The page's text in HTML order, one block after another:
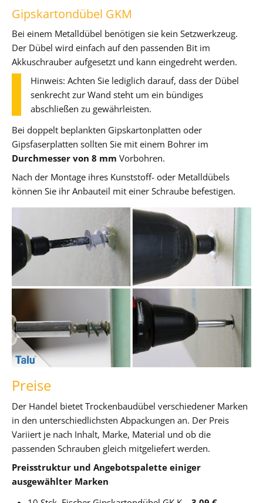
Gipskartondübel GKM
Bei einem Metalldübel benötigen sie kein Setzwerkzeug.
Der Dübel wird einfach auf den passenden Bit im
Akkuschrauber aufgesetzt und kann eingedreht werden.
Hinweis: Achten Sie lediglich darauf, dass der Dübel
senkrecht zur Wand steht um ein bündiges
abschließen zu gewährleisten.
Bei doppelt beplankten Gipskartonplatten oder
Gipsfaserplatten sollten Sie mit einem Bohrer im
Durchmesser von 8 mm Vorbohren.
Nach der Montage ihres Kunststoff- oder Metalldübels
können Sie ihr Anbauteil mit einer Schraube befestigen.
Preise
Der Handel bietet Trockenbaudübel verschiedener Marken
in den unterschiedlichsten Abpackungen an. Der Preis
Variiert je nach Inhalt, Marke, Material und ob die
passenden Schrauben gleich mitgeliefert werden.
Preisstruktur und Angebotspalette einiger
ausgewählter Marken